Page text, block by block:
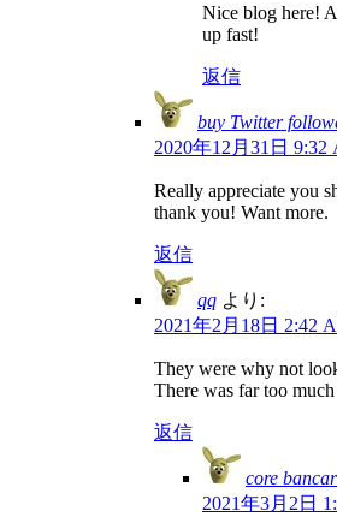
Nice blog here!
up fast!
返信
buy Twitter
2020年12月31日 9:32
Really appreciate you
thank you! Want more.
返信
qq より:
2021年2月18日 2:42
They were why not
There was far too
返信
core
2021年3月2日